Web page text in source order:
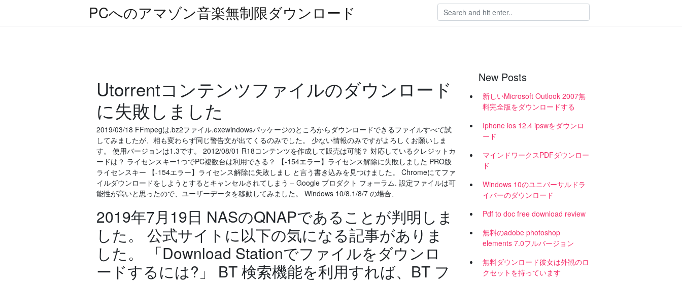
PCへのアマゾン音楽無制限ダウンロード
Utorrentコンテンツファイルのダウンロード
に失敗しました
2019/03/18 FFmpegは.bz2ファイル.exewindowsパッケージのところからダウンロードできるファイルすべて試
してみましたが、相も変わらず同じ警告文が出てくるのみでした。 少ない情報のみですがよろしくお願いしま
す。 使用バージョンは1.3です。 2012/08/01 R18コンテンツを作成して販売は可能？ 対応しているクレジットカ
ードは？ ライセンスキー1つでPC複数台は利用できる？ 【-154エラー】ライセンス解除に失敗しました PRO版
ライセンスキー 【-154エラー】ライセンス解除に失敗しまし と言う書き込みを見つけました。 Chromeにてファ
イルダウンロードをしようとするとキャンセルされてしまう – Google プロダクト フォーラム. 設定ファイルは可
能性が高いと思ったので、ユーザーデータを移動してみました。 Windows 10/8.1/8/7 の場合、
2019年7月19日 NASのQNAPであることが判明しま
した。 公式サイトに以下の気になる記事がありま
した。 「Download Stationでファイルをダウンロ
ードするには?」 BT 検索機能を利用すれば、BT フ
New Posts
新しいMicrosoft Outlook 2007無
料完全版をダウンロードする
Iphone ios 12.4 ipswをダウンロ
ード
マインドワークスPDFダウンロー
ド
Windows 10のユニバーサルドラ
イバーのダウンロード
Pdf to doc free download review
無料のadobe photoshop
elements 7.0フルバージョン
無料ダウンロード彼女は外観のロ
クセットを持っています